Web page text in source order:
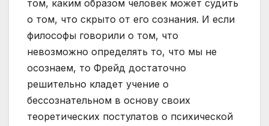
том, каким образом человек может судить
о том, что скрыто от его сознания. И если
философы говорили о том, что
невозможно определять то, что мы не
осознаем, то Фрейд достаточно
решительно кладет учение о
бессознательном в основу своих
теоретических постулатов о психической